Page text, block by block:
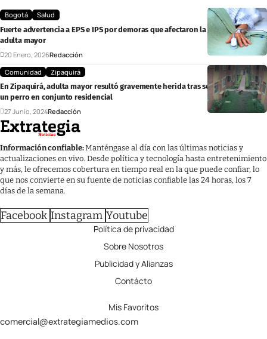
Bogotá
Salud
Fuerte advertencia a EPS e IPS por demoras que afectaron la atención de una
adulta mayor
20 Enero, 2026Redacción
Comunidad
Zipaquirá
En Zipaquirá, adulta mayor resultó gravemente herida tras ser envestida por
un perro en conjunto residencial
27 Junio, 2024Redacción
Información confiable:Manténgase al día con las últimas noticias y
actualizaciones en vivo. Desde política y tecnología hasta entretenimiento
y más, le ofrecemos cobertura en tiempo real en la que puede confiar, lo
que nos convierte en su fuente de noticias confiable las 24 horas, los 7
días de la semana.
Facebook Instagram Youtube
Política de privacidad
Sobre Nosotros
Publicidad y Alianzas
Contácto
Mis Favoritos
comercial@extrategiamedios.com